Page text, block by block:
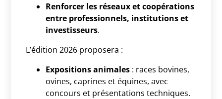
Renforcer les réseaux et coopérations
entre professionnels, institutions et
investisseurs.
L’édition 2026 proposera :
Expositions animales : races bovines,
ovines, caprines et équines, avec
concours et présentations techniques.